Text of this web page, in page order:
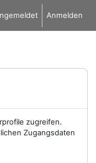
Anmelden
zugreifen.
Zugangsdaten